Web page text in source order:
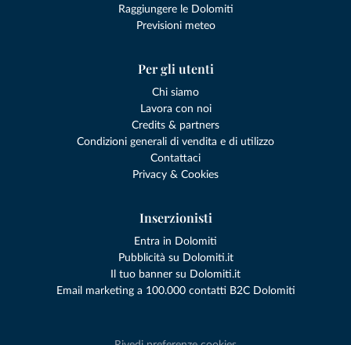
Raggiungere le Dolomiti
Previsioni meteo
Per gli utenti
Chi siamo
Lavora con noi
Credits & partners
Condizioni generali di vendita e di utilizzo
Contattaci
Privacy & Cookies
Inserzionisti
Entra in Dolomiti
Pubblicità su Dolomiti.it
Il tuo banner su Dolomiti.it
Email marketing a 100.000 contatti B2C Dolomiti